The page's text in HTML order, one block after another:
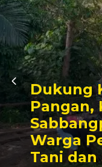
Jalan
Irigasi